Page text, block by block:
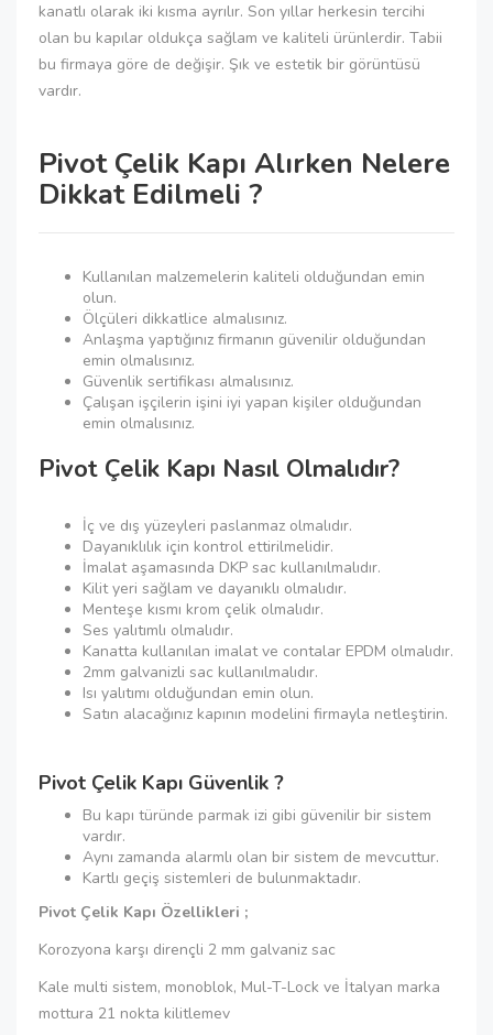
kanatlı olarak iki kısma ayrılır. Son yıllar herkesin tercihi
olan bu kapılar oldukça sağlam ve kaliteli ürünlerdir. Tabii
bu firmaya göre de değişir. Şık ve estetik bir görüntüsü
vardır.
Pivot Çelik Kapı Alırken Nelere
Dikkat Edilmeli ?
Kullanılan malzemelerin kaliteli olduğundan emin
olun.
Ölçüleri dikkatlice almalısınız.
Anlaşma yaptığınız firmanın güvenilir olduğundan
emin olmalısınız.
Güvenlik sertifikası almalısınız.
Çalışan işçilerin işini iyi yapan kişiler olduğundan
emin olmalısınız.
Pivot Çelik Kapı Nasıl Olmalıdır?
İç ve dış yüzeyleri paslanmaz olmalıdır.
Dayanıklılık için kontrol ettirilmelidir.
İmalat aşamasında DKP sac kullanılmalıdır.
Kilit yeri sağlam ve dayanıklı olmalıdır.
Menteşe kısmı krom çelik olmalıdır.
Ses yalıtımlı olmalıdır.
Kanatta kullanılan imalat ve contalar EPDM olmalıdır.
2mm galvanizli sac kullanılmalıdır.
Isı yalıtımı olduğundan emin olun.
Satın alacağınız kapının modelini firmayla netleştirin.
Pivot Çelik Kapı Güvenlik ?
Bu kapı türünde parmak izi gibi güvenilir bir sistem
vardır.
Aynı zamanda alarmlı olan bir sistem de mevcuttur.
Kartlı geçiş sistemleri de bulunmaktadır.
Pivot Çelik Kapı Özellikleri ;
Korozyona karşı dirençli 2 mm galvaniz sac
Kale multi sistem, monoblok, Mul-T-Lock ve İtalyan marka
mottura 21 nokta kilitlemev